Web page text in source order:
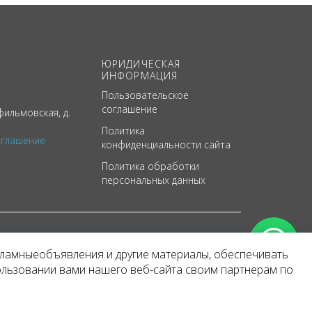
д.
ЮРИДИЧЕСКАЯ
ИНФОРМАЦИЯ
Пользовательское
соглашение
Политика
конфиденциальности сайта
Политика обработки
персональных данных
и другие материалы, обеспечивать
вами нашего веб-сайта своим партнерам по